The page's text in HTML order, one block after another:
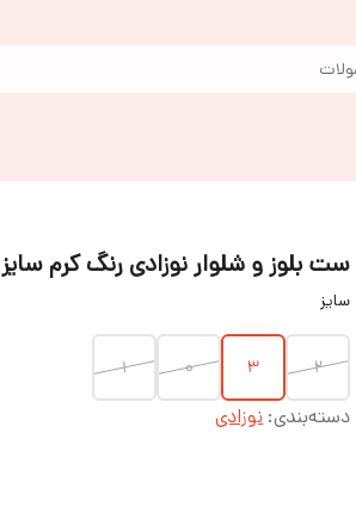
ست بلوز و شلوار نوزادی رنگ کرم سایز ۰ تا ۳
سایز
۲ ۳ ۰ ۱
دسته‌بندی:نوزادی